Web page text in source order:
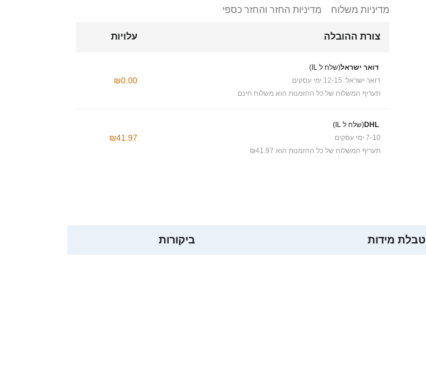
מדיניות משלוח מדיניות החזר והחזר כספי
צורת ההובלה עלויות
דואר ישראל(שלח ל IL)
דואר ישראל: 12-15 ימי עסקים
תעריף המשלוח של כל ההזמנות הוא משלוח חינם
₪0.00
DHL(שלח ל IL)
7-10 ימי עסקים
תעריף המשלוח של כל ההזמנות הוא ₪41.97
₪41.97
טבלת מידות ביקורות